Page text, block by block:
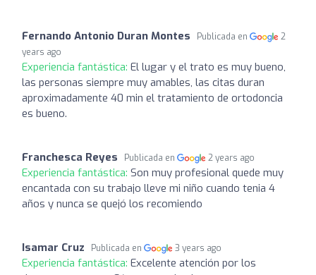
Fernando Antonio Duran Montes Publicada en
2
years ago
Experiencia fantástica: El lugar y el trato es muy bueno,
las personas siempre muy amables, las citas duran
aproximadamente 40 min el tratamiento de ortodoncia
es bueno.
Franchesca Reyes Publicada en 2 years ago
Experiencia fantástica: Son muy profesional quede muy
encantada con su trabajo lleve mi niño cuando tenia 4
años y nunca se quejó los recomiendo
Isamar Cruz Publicada en 3 years ago
Experiencia fantástica: Excelente atención por los